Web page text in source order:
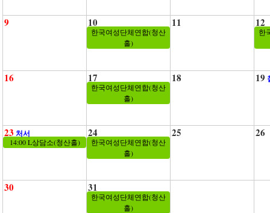
9 10
한국여성단체연합(청산
홀)
11 12
한
16 17
한국여성단체연합(청산
홀)
18 19
23 처서
14:00 L상담소(청산홀)
24
한국여성단체연합(청산
홀)
25 26
30 31
한국여성단체연합(청산
홀)